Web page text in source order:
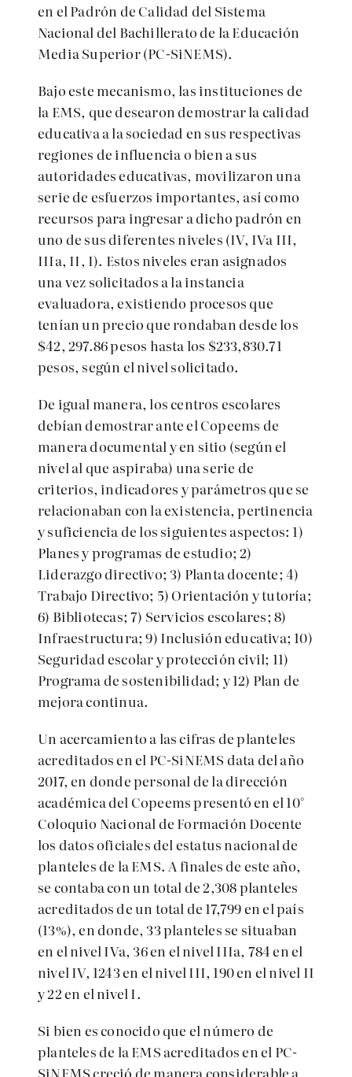
en el Padrón de Calidad del Sistema
Nacional del Bachillerato de la Educación
Media Superior (PC-SiNEMS).
Bajo este mecanismo, las instituciones de
la EMS, que desearon demostrar la calidad
educativa a la sociedad en sus respectivas
regiones de influencia o bien a sus
autoridades educativas, movilizaron una
serie de esfuerzos importantes, así como
recursos para ingresar a dicho padrón en
uno de sus diferentes niveles (IV, IVa III,
IIIa, II, I). Estos niveles eran asignados
una vez solicitados a la instancia
evaluadora, existiendo procesos que
tenían un precio que rondaban desde los
$42, 297.86 pesos hasta los $233,830.71
pesos, según el nivel solicitado.
De igual manera, los centros escolares
debían demostrar ante el Copeems de
manera documental y en sitio (según el
nivel al que aspiraba) una serie de
criterios, indicadores y parámetros que se
relacionaban con la existencia, pertinencia
y suficiencia de los siguientes aspectos: 1)
Planes y programas de estudio; 2)
Liderazgo directivo; 3) Planta docente; 4)
Trabajo Directivo; 5) Orientación y tutoría;
6) Bibliotecas; 7) Servicios escolares; 8)
Infraestructura; 9) Inclusión educativa; 10)
Seguridad escolar y protección civil; 11)
Programa de sostenibilidad; y 12) Plan de
mejora continua.
Un acercamiento a las cifras de planteles
acreditados en el PC-SiNEMS data del año
2017, en donde personal de la dirección
académica del Copeems presentó en el 10°
Coloquio Nacional de Formación Docente
los datos oficiales del estatus nacional de
planteles de la EMS. A finales de este año,
se contaba con un total de 2,308 planteles
acreditados de un total de 17,799 en el país
(13%), en donde, 33 planteles se situaban
en el nivel IVa, 36 en el nivel IIIa, 784 en el
nivel IV, 1243 en el nivel III, 190 en el nivel II
y 22 en el nivel I.
Si bien es conocido que el número de
planteles de la EMS acreditados en el PC-
SiNEMS creció de manera considerable a